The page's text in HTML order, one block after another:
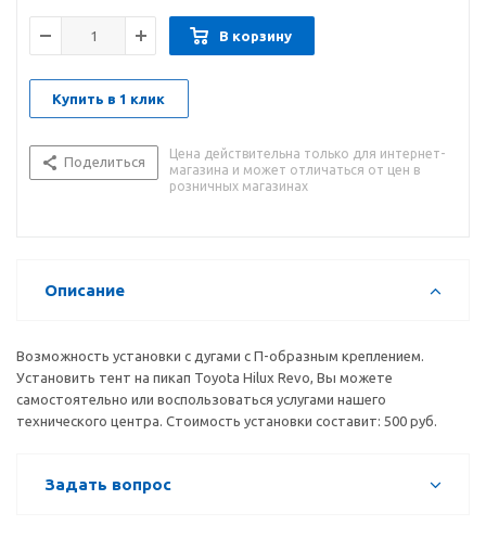
В корзину
Купить в 1 клик
Поделиться
Цена действительна только для интернет-
магазина и может отличаться от цен в
розничных магазинах
Описание
Возможность установки с дугами с П-образным креплением.
Установить тент на пикап Toyota Hilux Revo, Вы можете
самостоятельно или воспользоваться услугами нашего
технического центра. Стоимость установки составит: 500 руб.
Задать вопрос